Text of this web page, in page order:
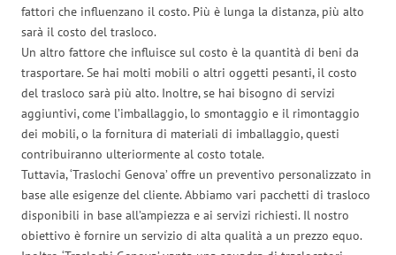
fattori che influenzano il costo. Più è lunga la distanza, più alto
sarà il costo del trasloco.
Un altro fattore che influisce sul costo è la quantità di beni da
trasportare. Se hai molti mobili o altri oggetti pesanti, il costo
del trasloco sarà più alto. Inoltre, se hai bisogno di servizi
aggiuntivi, come l’imballaggio, lo smontaggio e il rimontaggio
dei mobili, o la fornitura di materiali di imballaggio, questi
contribuiranno ulteriormente al costo totale.
Tuttavia, ‘Traslochi Genova’ offre un preventivo personalizzato in
base alle esigenze del cliente. Abbiamo vari pacchetti di trasloco
disponibili in base all’ampiezza e ai servizi richiesti. Il nostro
obiettivo è fornire un servizio di alta qualità a un prezzo equo.